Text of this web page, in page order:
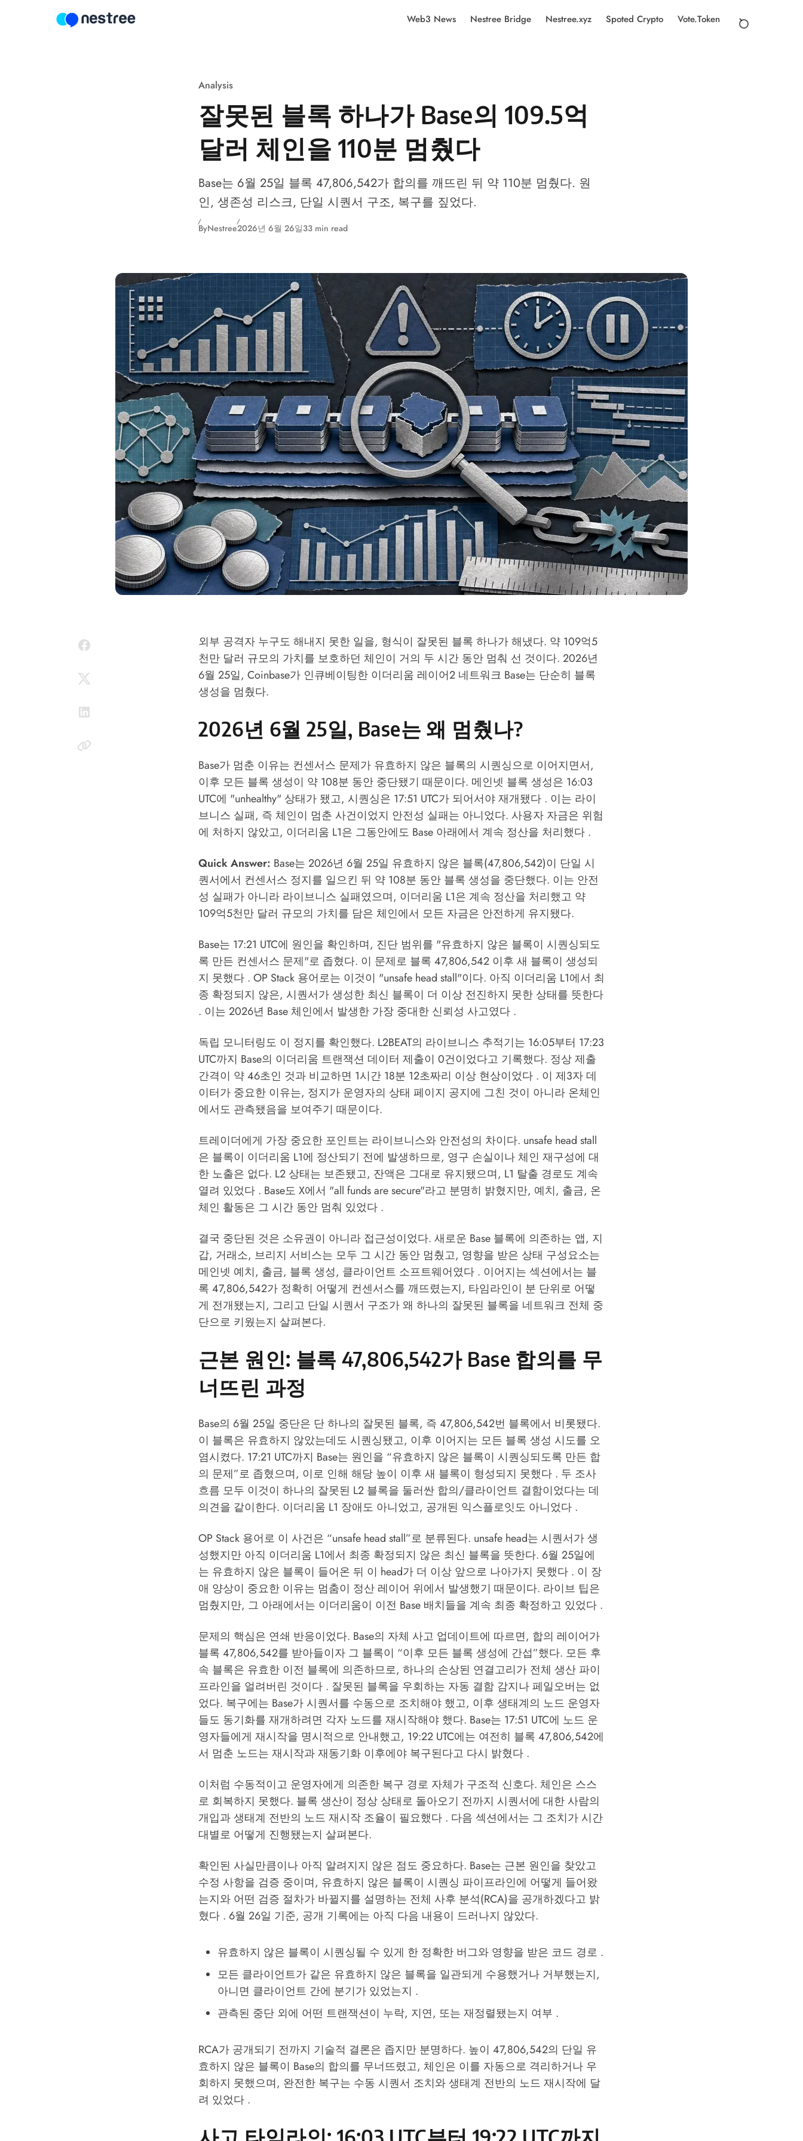
Web3 News Nestree Bridge Nestree.xyz Spoted Crypto Vote.Token
Analysis
잘못된 블록 하나가 Base의 109.5억
달러 체인을 110분 멈췄다
Base는 6월 25일 블록 47,806,542가 합의를 깨뜨린 뒤 약 110분 멈췄다. 원
인, 생존성 리스크, 단일 시퀀서 구조, 복구를 짚었다.
ByNestree2026년 6월 26일33 min read
외부 공격자 누구도 해내지 못한 일을, 형식이 잘못된 블록 하나가 해냈다. 약 109억5
천만 달러 규모의 가치를 보호하던 체인이 거의 두 시간 동안 멈춰 선 것이다. 2026년
6월 25일, Coinbase가 인큐베이팅한 이더리움 레이어2 네트워크 Base는 단순히 블록
생성을 멈췄다.
2026년 6월 25일, Base는 왜 멈췄나?
Base가 멈춘 이유는 컨센서스 문제가 유효하지 않은 블록의 시퀀싱으로 이어지면서,
이후 모든 블록 생성이 약 108분 동안 중단됐기 때문이다. 메인넷 블록 생성은 16:03
UTC에 "unhealthy" 상태가 됐고, 시퀀싱은 17:51 UTC가 되어서야 재개됐다 . 이는 라이
브니스 실패, 즉 체인이 멈춘 사건이었지 안전성 실패는 아니었다. 사용자 자금은 위험
에 처하지 않았고, 이더리움 L1은 그동안에도 Base 아래에서 계속 정산을 처리했다 .
Quick Answer: Base는 2026년 6월 25일 유효하지 않은 블록(47,806,542)이 단일 시
퀀서에서 컨센서스 정지를 일으킨 뒤 약 108분 동안 블록 생성을 중단했다. 이는 안전
성 실패가 아니라 라이브니스 실패였으며, 이더리움 L1은 계속 정산을 처리했고 약
109억5천만 달러 규모의 가치를 담은 체인에서 모든 자금은 안전하게 유지됐다.
Base는 17:21 UTC에 원인을 확인하며, 진단 범위를 "유효하지 않은 블록이 시퀀싱되도
록 만든 컨센서스 문제"로 좁혔다. 이 문제로 블록 47,806,542 이후 새 블록이 생성되
지 못했다 . OP Stack 용어로는 이것이 "unsafe head stall"이다. 아직 이더리움 L1에서 최
종 확정되지 않은, 시퀀서가 생성한 최신 블록이 더 이상 전진하지 못한 상태를 뜻한다
. 이는 2026년 Base 체인에서 발생한 가장 중대한 신뢰성 사고였다 .
독립 모니터링도 이 정지를 확인했다. L2BEAT의 라이브니스 추적기는 16:05부터 17:23
UTC까지 Base의 이더리움 트랜잭션 데이터 제출이 0건이었다고 기록했다. 정상 제출
간격이 약 46초인 것과 비교하면 1시간 18분 12초짜리 이상 현상이었다 . 이 제3자 데
이터가 중요한 이유는, 정지가 운영자의 상태 페이지 공지에 그친 것이 아니라 온체인
에서도 관측됐음을 보여주기 때문이다.
트레이더에게 가장 중요한 포인트는 라이브니스와 안전성의 차이다. unsafe head stall
은 블록이 이더리움 L1에 정산되기 전에 발생하므로, 영구 손실이나 체인 재구성에 대
한 노출은 없다. L2 상태는 보존됐고, 잔액은 그대로 유지됐으며, L1 탈출 경로도 계속
열려 있었다 . Base도 X에서 "all funds are secure"라고 분명히 밝혔지만, 예치, 출금, 온
체인 활동은 그 시간 동안 멈춰 있었다 .
결국 중단된 것은 소유권이 아니라 접근성이었다. 새로운 Base 블록에 의존하는 앱, 지
갑, 거래소, 브리지 서비스는 모두 그 시간 동안 멈췄고, 영향을 받은 상태 구성요소는
메인넷 예치, 출금, 블록 생성, 클라이언트 소프트웨어였다 . 이어지는 섹션에서는 블
록 47,806,542가 정확히 어떻게 컨센서스를 깨뜨렸는지, 타임라인이 분 단위로 어떻
게 전개됐는지, 그리고 단일 시퀀서 구조가 왜 하나의 잘못된 블록을 네트워크 전체 중
단으로 키웠는지 살펴본다.
근본 원인: 블록 47,806,542가 Base 합의를 무
너뜨린 과정
Base의 6월 25일 중단은 단 하나의 잘못된 블록, 즉 47,806,542번 블록에서 비롯됐다.
이 블록은 유효하지 않았는데도 시퀀싱됐고, 이후 이어지는 모든 블록 생성 시도를 오
염시켰다. 17:21 UTC까지 Base는 원인을 “유효하지 않은 블록이 시퀀싱되도록 만든 합
의 문제”로 좁혔으며, 이로 인해 해당 높이 이후 새 블록이 형성되지 못했다 . 두 조사
흐름 모두 이것이 하나의 잘못된 L2 블록을 둘러싼 합의/클라이언트 결함이었다는 데
의견을 같이한다. 이더리움 L1 장애도 아니었고, 공개된 익스플로잇도 아니었다 .
OP Stack 용어로 이 사건은 “unsafe head stall”로 분류된다. unsafe head는 시퀀서가 생
성했지만 아직 이더리움 L1에서 최종 확정되지 않은 최신 블록을 뜻한다. 6월 25일에
는 유효하지 않은 블록이 들어온 뒤 이 head가 더 이상 앞으로 나아가지 못했다 . 이 장
애 양상이 중요한 이유는 멈춤이 정산 레이어 위에서 발생했기 때문이다. 라이브 팁은
멈췄지만, 그 아래에서는 이더리움이 이전 Base 배치들을 계속 최종 확정하고 있었다 .
문제의 핵심은 연쇄 반응이었다. Base의 자체 사고 업데이트에 따르면, 합의 레이어가
블록 47,806,542를 받아들이자 그 블록이 “이후 모든 블록 생성에 간섭”했다. 모든 후
속 블록은 유효한 이전 블록에 의존하므로, 하나의 손상된 연결고리가 전체 생산 파이
프라인을 얼려버린 것이다 . 잘못된 블록을 우회하는 자동 결함 감지나 페일오버는 없
었다. 복구에는 Base가 시퀀서를 수동으로 조치해야 했고, 이후 생태계의 노드 운영자
들도 동기화를 재개하려면 각자 노드를 재시작해야 했다. Base는 17:51 UTC에 노드 운
영자들에게 재시작을 명시적으로 안내했고, 19:22 UTC에는 여전히 블록 47,806,542에
서 멈춘 노드는 재시작과 재동기화 이후에야 복구된다고 다시 밝혔다 .
이처럼 수동적이고 운영자에게 의존한 복구 경로 자체가 구조적 신호다. 체인은 스스
로 회복하지 못했다. 블록 생산이 정상 상태로 돌아오기 전까지 시퀀서에 대한 사람의
개입과 생태계 전반의 노드 재시작 조율이 필요했다 . 다음 섹션에서는 그 조치가 시간
대별로 어떻게 진행됐는지 살펴본다.
확인된 사실만큼이나 아직 알려지지 않은 점도 중요하다. Base는 근본 원인을 찾았고
수정 사항을 검증 중이며, 유효하지 않은 블록이 시퀀싱 파이프라인에 어떻게 들어왔
는지와 어떤 검증 절차가 바뀔지를 설명하는 전체 사후 분석(RCA)을 공개하겠다고 밝
혔다 . 6월 26일 기준, 공개 기록에는 아직 다음 내용이 드러나지 않았다.
유효하지 않은 블록이 시퀀싱될 수 있게 한 정확한 버그와 영향을 받은 코드 경로 .
모든 클라이언트가 같은 유효하지 않은 블록을 일관되게 수용했거나 거부했는지,
아니면 클라이언트 간에 분기가 있었는지 .
관측된 중단 외에 어떤 트랜잭션이 누락, 지연, 또는 재정렬됐는지 여부 .
RCA가 공개되기 전까지 기술적 결론은 좁지만 분명하다. 높이 47,806,542의 단일 유
효하지 않은 블록이 Base의 합의를 무너뜨렸고, 체인은 이를 자동으로 격리하거나 우
회하지 못했으며, 완전한 복구는 수동 시퀀서 조치와 생태계 전반의 노드 재시작에 달
려 있었다 .